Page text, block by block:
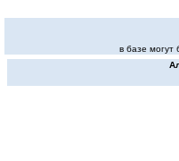
в базе могут